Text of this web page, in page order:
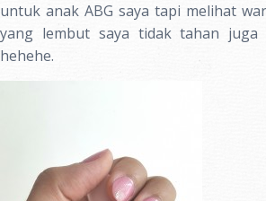
untuk anak ABG saya tapi melihat
yang lembut saya tidak tahan juga
hehehe.